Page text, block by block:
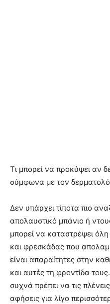
Τι μπορεί να προκύψει αν
σύμφωνα με τον
Δεν υπάρχει τίποτα πιο
απολαυστικό μπάνιο ή
μπορεί να καταστρέψει
και φρεσκάδας που
είναι απαραίτητες στην
και αυτές τη φροντίδα
συχνά πρέπει να τις
αφήσεις για λίγο